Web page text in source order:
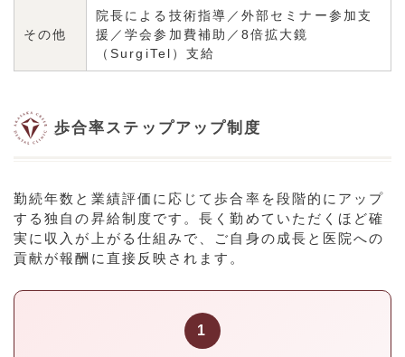
その他
院長による技術指導／外部セミナー参加支
援／学会参加費補助／8倍拡大鏡
（SurgiTel）支給
歩合率ステップアップ制度
勤続年数と業績評価に応じて歩合率を段階的にアップ
する独自の昇給制度です。長く勤めていただくほど確
実に収入が上がる仕組みで、ご自身の成長と医院への
貢献が報酬に直接反映されます。
1